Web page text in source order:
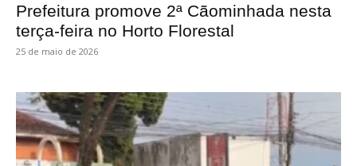
Prefeitura promove 2ª Cãominhada nesta
terça-feira no Horto Florestal
25 de maio de 2026